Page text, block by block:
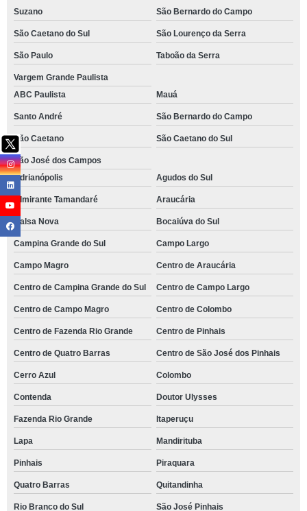
Suzano São Bernardo do Campo
São Caetano do Sul São Lourenço da Serra
São Paulo Taboão da Serra
Vargem Grande Paulista
ABC Paulista
Mauá
Santo André São Bernardo do Campo
São Caetano São Caetano do Sul
São José dos Campos
Adrianópolis
Agudos do Sul
Almirante Tamandaré Araucária
Balsa Nova Bocaiúva do Sul
Campina Grande do Sul Campo Largo
Campo Magro Centro de Araucária
Centro de Campina Grande do Sul Centro de Campo Largo
Centro de Campo Magro Centro de Colombo
Centro de Fazenda Rio Grande Centro de Pinhais
Centro de Quatro Barras Centro de São José dos Pinhais
Cerro Azul Colombo
Contenda Doutor Ulysses
Fazenda Rio Grande Itaperuçu
Lapa Mandirituba
Pinhais Piraquara
Quatro Barras Quitandinha
Rio Branco do Sul São José Pinhais